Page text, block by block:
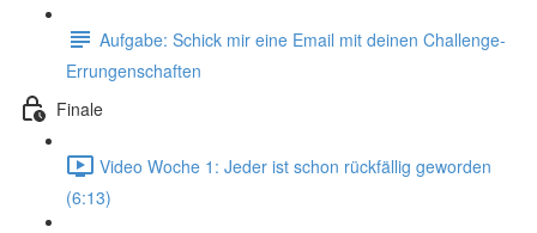
Aufgabe: Schick mir eine Email mit deinen Challenge-
Errungenschaften
Finale
Video Woche 1: Jeder ist schon rückfällig geworden
(6:13)